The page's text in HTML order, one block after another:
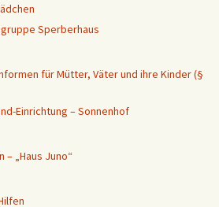
Sperberhaus
für Mütter, Väter und ihre Kinder (§
Einrichtung – Sonnenhof
– „Haus Juno“